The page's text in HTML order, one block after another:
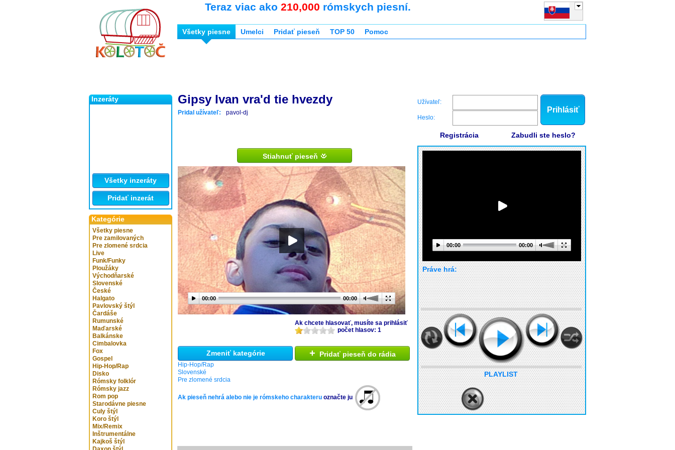
Inzeráty
Všetky inzeráty
Pridať inzerát
Kategórie
Všetky piesne
Pre zamilovaných
Pre zlomené srdcia
Live
Funk/Funky
Ploužáky
Východňarské
Slovenské
České
Halgato
Pavlovský štýl
Čardáše
Rumunské
Maďarské
Balkánske
Cimbalovka
Fox
Gospel
Hip-Hop/Rap
Disko
Rómsky folklór
Rómsky jazz
Rom pop
Starodávne piesne
Culy štýl
Koro štýl
Mix/Remix
Inštrumentálne
Kajkoš štýl
Teraz viac ako 210,000 rómskych piesní.
Všetky piesne Umelci Pridať pieseň TOP 50 Pomoc
Gipsy Ivan vra'd tie hvezdy
Pridal užívateľ: pavol-dj
Stiahnuť pieseň
00:00 00:00
Ak chcete hlasovať, musíte sa prihlásiť
počet hlasov: 1
Zmeniť kategórie
Hip-Hop/Rap
Slovenské
Pre zlomené srdcia
+ Pridať pieseň do rádia
Ak pieseň nehrá alebo nie je rómskeho charakteru označte ju
Užívateľ:
Heslo:
Prihlásiť
Registrácia Zabudli ste heslo?
00:00 00:00
Práve hrá:
PLAYLIST